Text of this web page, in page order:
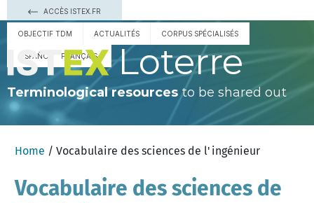
ACCÈS ISTEX.FR
OBJECTIF TDM ACTUALITÉS CORPUS SPÉCIALISÉS
ESPAÑOL FRANÇAIS Loterre
Terminological resourcesto be shared out
Home / Vocabulaire des sciences de l'ingénieur
Vocabulaire des sciences de